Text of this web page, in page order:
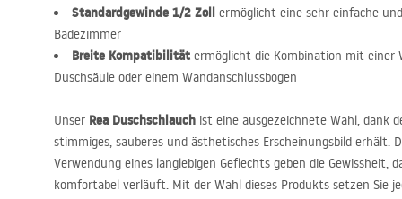
Standardgewinde 1/2 Zoll ermöglicht eine sehr einfache
Badezimmer
Breite Kompatibilität ermöglicht die Kombination mit einer
Duschsäule oder einem Wandanschlussbogen
Unser Rea Duschschlauch ist eine ausgezeichnete Wahl, dank
stimmiges, sauberes und ästhetisches Erscheinungsbild erhält.
Verwendung eines langlebigen Geflechts geben die Gewissheit,
komfortabel verläuft. Mit der Wahl dieses Produkts setzen Sie